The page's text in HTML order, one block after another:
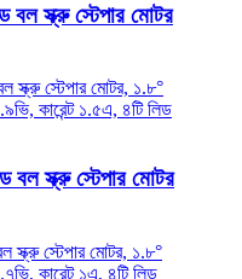
বল স্ক্রু স্টেপার মোটর
বল স্ক্রু স্টেপার মোটর